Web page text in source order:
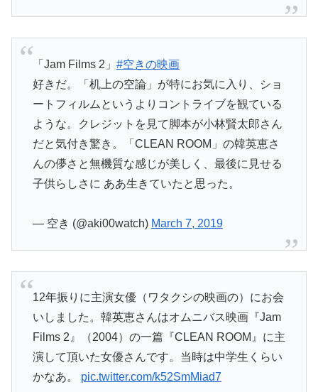
「Jam Films 2」 #空きの映画
好きだ。「机上の空論」が特にお気に入り、ショ
ートフィルムというよりコントライブを観ている
ような。クレジットを見て脚本が小林賢太郎さん
だと気付き驚き。「CLEAN ROOM」の韓英恵さ
んの儚さと無機質な感じが美しく、最後に見せる
子供らしさに ああ生きていたと思った。
— 空き (@aki00watch) March 7, 2019
12年振りに主演女優（ワタクシの映画の）にお会
いしました。韓英恵さんはオムニバス映画『Jam
Films 2』（2004）の一篇『CLEAN ROOM』に主
演して頂いた女優さんです。当時は中学生くらい
かなあ。 pic.twitter.com/k52SmMiad7